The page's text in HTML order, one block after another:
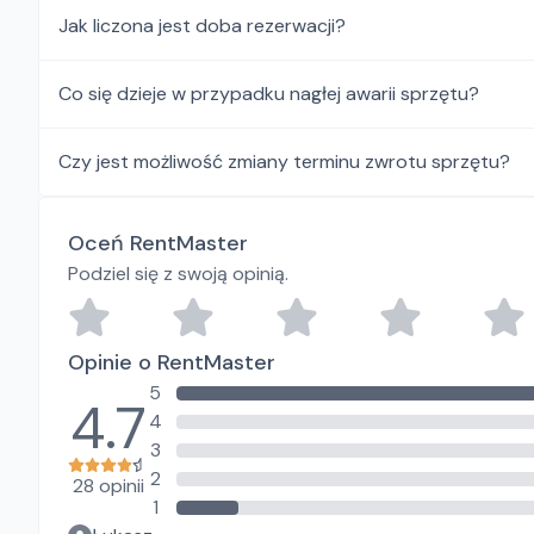
Jak liczona jest doba rezerwacji?
Co się dzieje w przypadku nagłej awarii sprzętu?
Czy jest możliwość zmiany terminu zwrotu sprzętu?
Oceń RentMaster
Podziel się z swoją opinią.
Opinie o RentMaster
4.7
28 opinii
5
4
3
2
1